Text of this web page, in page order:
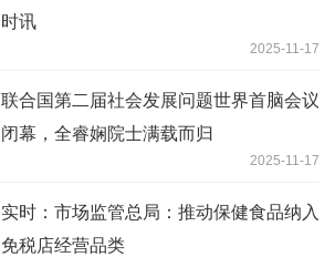
时讯
2025-11-17
联合国第二届社会发展问题世界首脑会议
闭幕，全睿娴院士满载而归
2025-11-17
实时：市场监管总局：推动保健食品纳入
免税店经营品类